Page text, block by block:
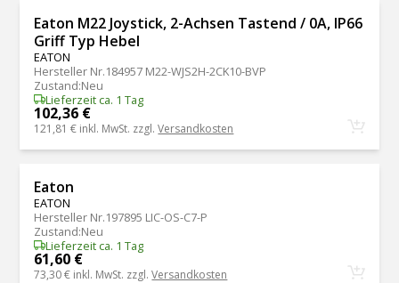
Eaton M22 Joystick, 2-Achsen Tastend / 0A, IP66
Griff Typ Hebel
EATON
Hersteller Nr.184957 M22-WJS2H-2CK10-BVP
Zustand:Neu
Lieferzeit ca. 1 Tag
102,36 €
121,81 € inkl. MwSt. zzgl.Versandkosten
Eaton
EATON
Hersteller Nr.197895 LIC-OS-C7-P
Zustand:Neu
Lieferzeit ca. 1 Tag
61,60 €
73,30 € inkl. MwSt. zzgl.Versandkosten